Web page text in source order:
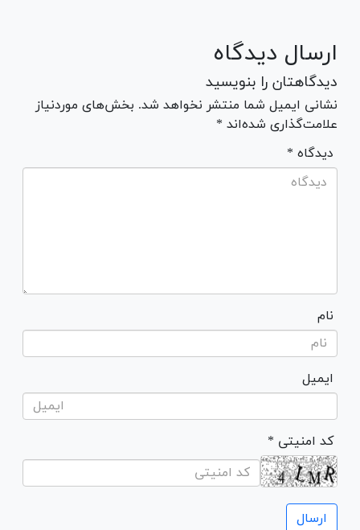
ارسال دیدگاه
دیدگاهتان را بنویسید
نشانی ایمیل شما منتشر نخواهد شد. بخش‌های موردنیاز
علامت‌گذاری شده‌اند *
* دیدگاه
نام
ایمیل
* کد امنیتی